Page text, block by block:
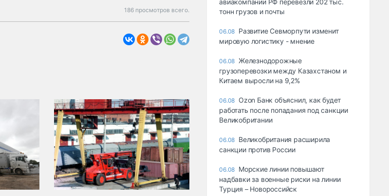
186 просмотров всего.
авиакомпании РФ перевезли 202 тыс.
тонн грузов и почты
06.08 Развитие Севморпути изменит
мировую логистику - мнение
06.08 Железнодорожные
грузоперевозки между Казахстаном и
Китаем выросли на 9,2%
06.08 Ozon Банк объяснил, как будет
работать после попадания под санкции
Великобритании
06.08 Великобритания расширила
санкции против России
06.08 Морские линии повышают
надбавки за военные риски на линии
Турция – Новороссийск